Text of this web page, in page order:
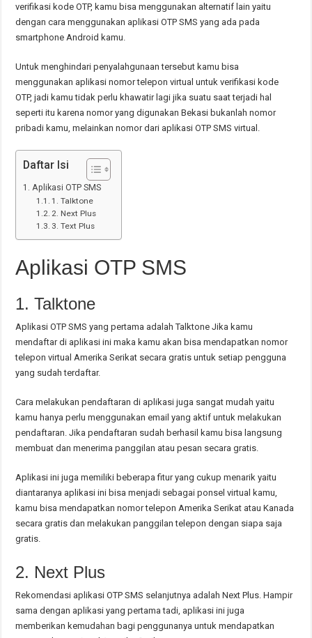
verifikasi kode OTP, kamu bisa menggunakan alternatif lain yaitu
dengan cara menggunakan aplikasi OTP SMS yang ada pada
smartphone Android kamu.
Untuk menghindari penyalahgunaan tersebut kamu bisa
menggunakan aplikasi nomor telepon virtual untuk verifikasi kode
OTP, jadi kamu tidak perlu khawatir lagi jika suatu saat terjadi hal
seperti itu karena nomor yang digunakan Bekasi bukanlah nomor
pribadi kamu, melainkan nomor dari aplikasi OTP SMS virtual.
Daftar Isi
Aplikasi OTP SMS
1. Talktone
2. Next Plus
3. Text Plus
Aplikasi OTP SMS
1. Talktone
Aplikasi OTP SMS yang pertama adalah Talktone Jika kamu
mendaftar di aplikasi ini maka kamu akan bisa mendapatkan nomor
telepon virtual Amerika Serikat secara gratis untuk setiap pengguna
yang sudah terdaftar.
Cara melakukan pendaftaran di aplikasi juga sangat mudah yaitu
kamu hanya perlu menggunakan email yang aktif untuk melakukan
pendaftaran. Jika pendaftaran sudah berhasil kamu bisa langsung
membuat dan menerima panggilan atau pesan secara gratis.
Aplikasi ini juga memiliki beberapa fitur yang cukup menarik yaitu
diantaranya aplikasi ini bisa menjadi sebagai ponsel virtual kamu,
kamu bisa mendapatkan nomor telepon Amerika Serikat atau Kanada
secara gratis dan melakukan panggilan telepon dengan siapa saja
gratis.
2. Next Plus
Rekomendasi aplikasi OTP SMS selanjutnya adalah Next Plus. Hampir
sama dengan aplikasi yang pertama tadi, aplikasi ini juga
memberikan kemudahan bagi penggunanya untuk mendapatkan